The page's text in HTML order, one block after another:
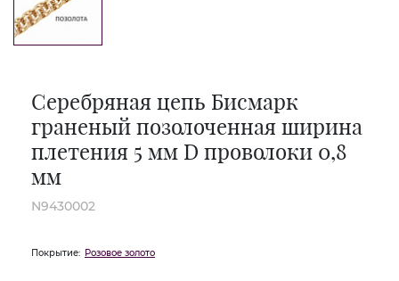
Серебряная цепь Бисмарк
граненый позолоченная ширина
плетения 5 мм D проволоки 0,8
мм
N9430002
Покрытие: Розовое золото